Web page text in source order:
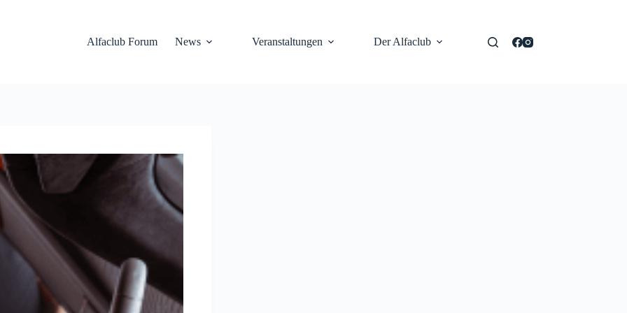
Alfaclub Forum
News Veranstaltungen Der Alfaclub